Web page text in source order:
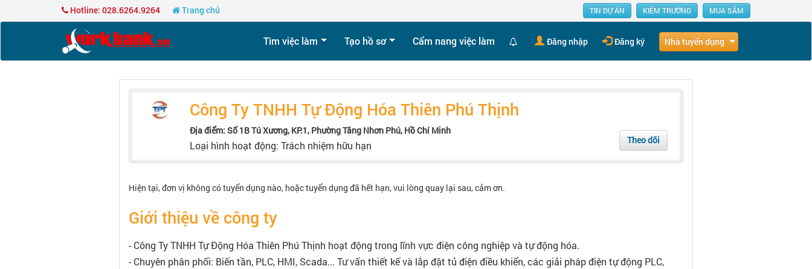
Hotline: 028.6264.9264 Trang chủ TIN DỰ ÁN KIẾM TRƯỜNG MUA SẮM
Tìm việc làm Tạo hồ sơ Cẩm nang việc làm Đăng nhập Đăng ký Nhà tuyển dụng
Công Ty TNHH Tự Động Hóa Thiên Phú Thịnh
Địa điểm: Số 1B Tú Xương, KP.1, Phường Tăng Nhơn Phú, Hồ Chí Minh
Loại hình hoạt động: Trách nhiệm hữu hạn Theo dõi
Hiện tại, đơn vị không có tuyển dụng nào, hoặc tuyển dụng đã hết hạn, vui lòng quay lại sau, cảm ơn.
Giới thiệu về công ty
- Công Ty TNHH Tự Động Hóa Thiên Phú Thịnh hoạt động trong lĩnh vực điện công nghiệp và tự động hóa.
- Chuyên phân phối: Biến tần, PLC, HMI, Scada... Tư vấn thiết kế và lắp đặt tủ điện điều khiển, các giải pháp điện tự động PLC,